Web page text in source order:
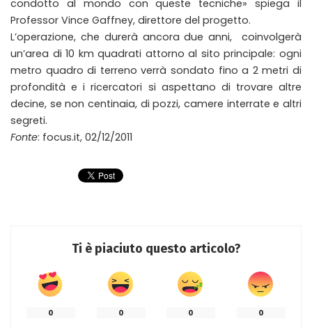
condotto al mondo con queste tecniche» spiega il
Professor Vince Gaffney, direttore del progetto.
L’operazione, che durerà ancora due anni, coinvolgerà
un’area di 10 km quadrati attorno al sito principale: ogni
metro quadro di terreno verrà sondato fino a 2 metri di
profondità e i ricercatori si aspettano di trovare altre
decine, se non centinaia, di pozzi, camere interrate e altri
segreti.
Fonte: focus.it, 02/12/2011
Ti è piaciuto questo articolo?
0 0 0 0